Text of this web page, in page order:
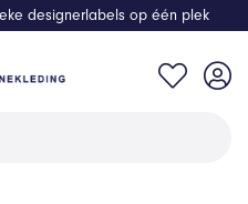
designerlabels op één plek